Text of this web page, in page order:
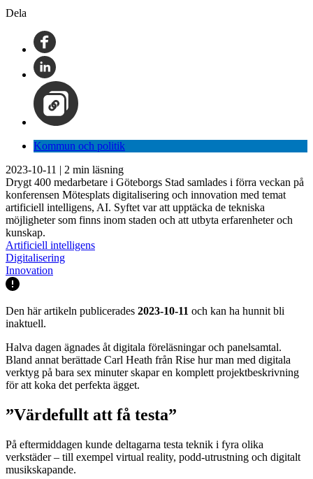
Dela
Kommun och politik
2023-10-11 | 2 min läsning
Drygt 400 medarbetare i Göteborgs Stad samlades i förra veckan på
konferensen Mötesplats digitalisering och innovation med temat
artificiell intelligens, AI. Syftet var att upptäcka de tekniska
möjligheter som finns inom staden och att utbyta erfarenheter och
kunskap.
Artificiell intelligens
Digitalisering
Innovation
Den här artikeln publicerades 2023-10-11 och kan ha hunnit bli
inaktuell.
Halva dagen ägnades åt digitala föreläsningar och panelsamtal.
Bland annat berättade Carl Heath från Rise hur man med digitala
verktyg på bara sex minuter skapar en komplett projektbeskrivning
för att koka det perfekta ägget.
”Värdefullt att få testa”
På eftermiddagen kunde deltagarna testa teknik i fyra olika
verkstäder – till exempel virtual reality, podd-utrustning och digitalt
musikskapande.